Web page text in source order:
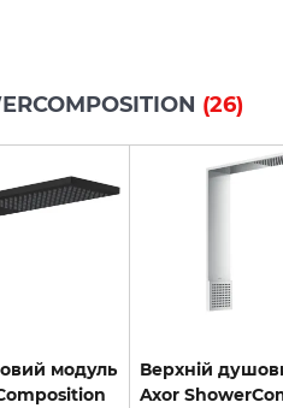
(26)
модуль
Верхній
Axor